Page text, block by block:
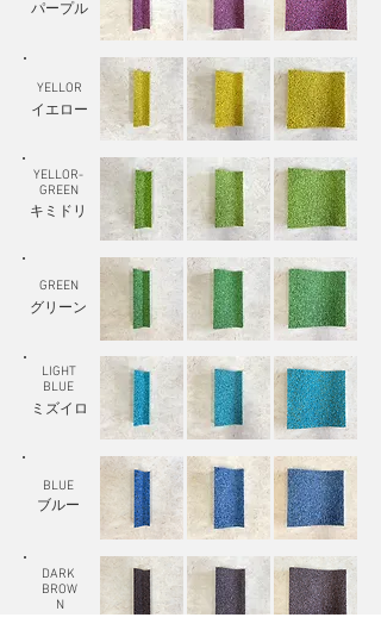
パープル
YELLOR
​グリーン
GREEN
LIGHT
BLUE
BLUE
​ブルー
DARK
BROW
N
​イエロー
​キミドリ
YELLOR-
GREEN
ミズイロ